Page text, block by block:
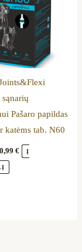
Pašaro papildas
katėms tab. N60
€ Į